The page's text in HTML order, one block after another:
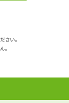
状況の確認
さい。
。